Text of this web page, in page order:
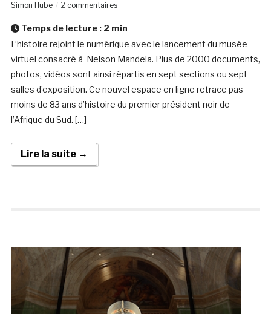
Simon Hübe
2 commentaires
Temps de lecture : 2 min
L’histoire rejoint le numérique avec le lancement du musée
virtuel consacré à Nelson Mandela. Plus de 2000 documents,
photos, vidéos sont ainsi répartis en sept sections ou sept
salles d’exposition. Ce nouvel espace en ligne retrace pas
moins de 83 ans d’histoire du premier président noir de
l’Afrique du Sud. […]
Lire la suite →